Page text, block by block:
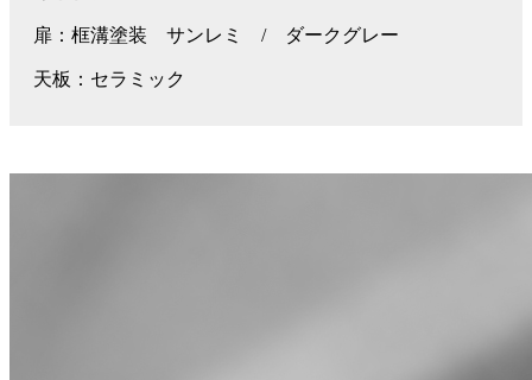
扉：框溝塗装 サンレミ / ダークグレー
天板：セラミック